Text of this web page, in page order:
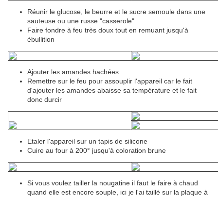
Réunir le glucose, le beurre et le sucre semoule dans une
sauteuse ou une russe "casserole"
Faire fondre à feu très doux tout en remuant jusqu'à
ébullition
Ajouter les amandes hachées
Remettre sur le feu pour assouplir l'appareil car le fait
d'ajouter les amandes abaisse sa température et le fait
donc durcir
Etaler l'appareil sur un tapis de silicone
Cuire au four à 200° jusqu'à coloration brune
Si vous voulez tailler la nougatine il faut le faire à chaud
quand elle est encore souple, ici je l'ai taillé sur la plaque à